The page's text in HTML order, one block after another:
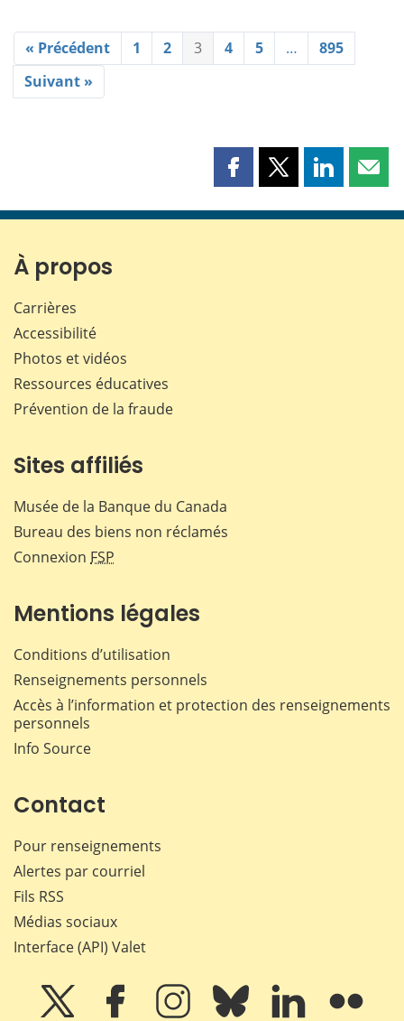
« Précédent 1 2 3 4 5 …
895
Suivant »
Partager
page
Partager
page
Partager
page page
À propos
Carrières
Accessibilité
Photos et vidéos
Ressources éducatives
Prévention de la fraude
Sites affiliés
Musée de la Banque du Canada
Bureau des biens non réclamés
Connexion FSP
Mentions légales
Conditions d’utilisation
Renseignements personnels
Accès à l’information et protection des renseignements
personnels
Info Source
Contact
Pour renseignements
Alertes par courriel
Fils RSS
Médias sociaux
Interface (API) Valet